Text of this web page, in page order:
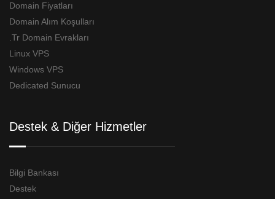
Domain Fiyatları
Domain Alım Koşulları
.Tr Domain Evrakları
Linux VPS
Windows VPS
Dedicated Sunucu
Destek & Diğer Hizmetler
Bilgi Bankası
Destek